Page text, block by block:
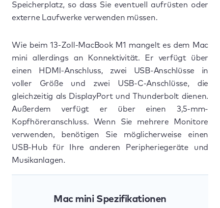
Speicherplatz, so dass Sie eventuell aufrüsten oder
externe Laufwerke verwenden müssen.
Wie beim 13-Zoll-MacBook M1 mangelt es dem Mac
mini allerdings an Konnektivität. Er verfügt über
einen HDMI-Anschluss, zwei USB-Anschlüsse in
voller Größe und zwei USB-C-Anschlüsse, die
gleichzeitig als DisplayPort und Thunderbolt dienen.
Außerdem verfügt er über einen 3,5-mm-
Kopfhöreranschluss. Wenn Sie mehrere Monitore
verwenden, benötigen Sie möglicherweise einen
USB-Hub für Ihre anderen Peripheriegeräte und
Musikanlagen.
Mac mini Spezifikationen